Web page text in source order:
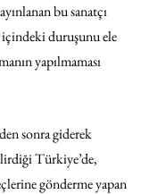
bu sanatçı
duruşunu ele
yapılmaması
sonra giderek
Türkiye’de,
gönderme yapan